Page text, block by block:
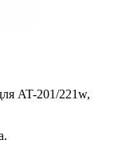
AT-201/221w,